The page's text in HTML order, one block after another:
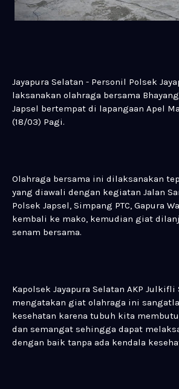
Jayapura Selatan - Personil Polsek
laksanakan olahraga bersama
Japsel bertempat di lapangaan Apel
(18/03) Pagi.
Olahraga bersama ini dilaksanakan
yang diawali dengan kegiatan Jalan
Polsek Japsel, Simpang PTC, Gapura
kembali ke mako, kemudian giat
senam bersama.
Kapolsek Jayapura Selatan AKP Julkifli
mengatakan giat olahraga ini
kesehatan karena tubuh kita
dan semangat sehingga dapat
dengan baik tanpa ada kendala